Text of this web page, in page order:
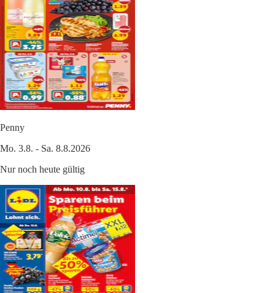
Penny
Mo. 3.8. - Sa. 8.8.2026
Nur noch heute gültig